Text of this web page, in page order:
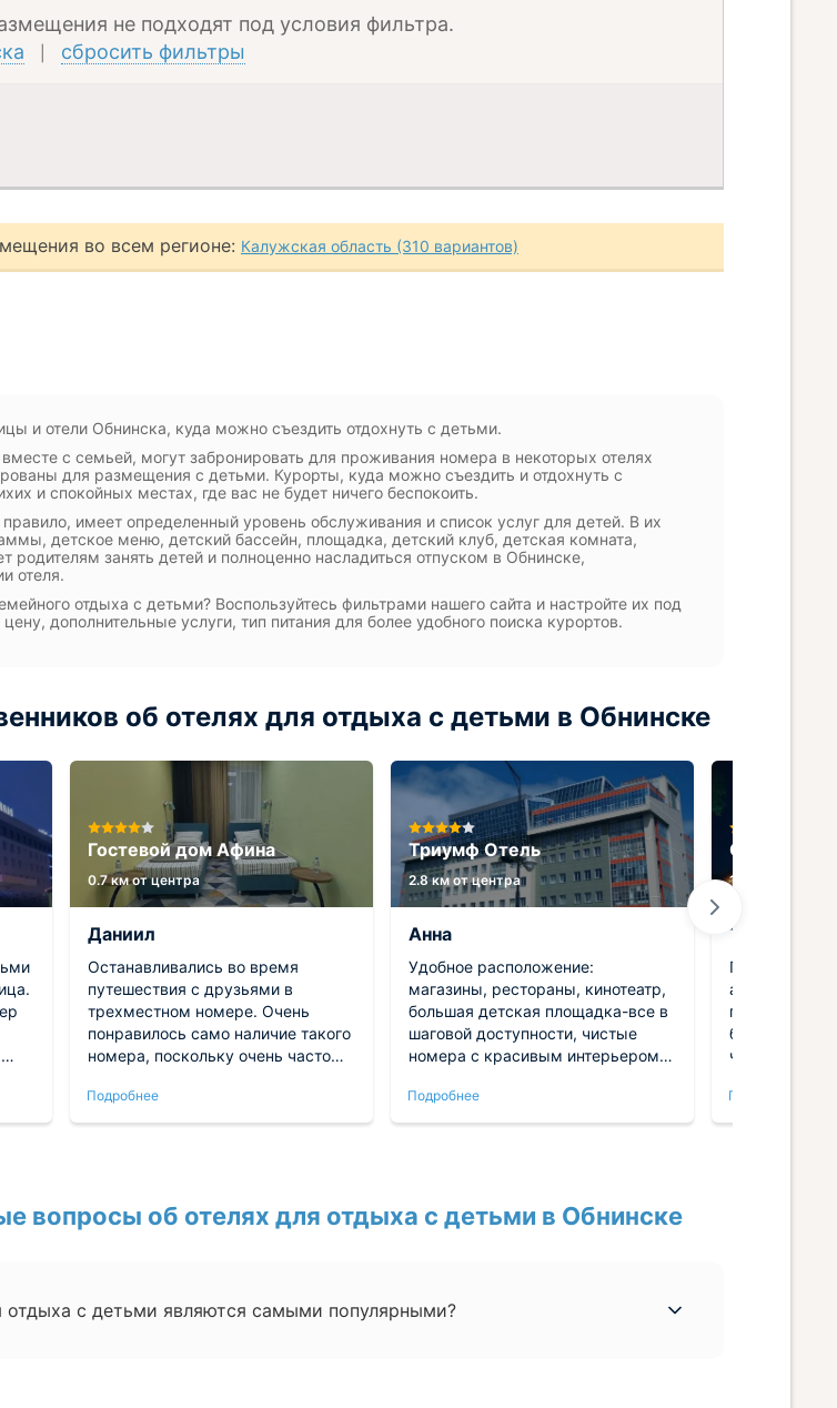
не подходят под условия фильтра.
сбросить фильтры
во всем регионе: Калужская область (310 вариантов)
и отели Обнинска, куда можно съездить отдохнуть с детьми.
с семьей, могут забронировать для проживания номера в некоторых отелях
для размещения с детьми. Курорты, куда можно съездить и отдохнуть с
и спокойных местах, где вас не будет ничего беспокоить.
имеет определенный уровень обслуживания и список услуг для детей. В их
детское меню, детский бассейн, площадка, детский клуб, детская комната,
родителям занять детей и полноценно насладиться отпуском в Обнинске,
отеля.
отдыха с детьми? Воспользуйтесь фильтрами нашего сайта и настройте их под
дополнительные услуги, тип питания для более удобного поиска курортов.
об отелях для отдыха с детьми в Обнинске
Гостевой дом Афина
0.7 км от центра
Даниил
Останавливались во время
путешествия с друзьями в
трехместном номере. Очень
понравилось само наличие такого
номера, поскольку очень часто
двухместные. Ключ от номера
нам выдали быстро, почти без
Подробнее
Триумф Отель
2.8 км от центра
Анна
Удобное расположение:
магазины, рестораны, кинотеатр,
большая детская площадка-все в
шаговой доступности, чистые
номера с красивым интерьером,
вкусная еда!
Подробнее
Отель
1.6 км от
Татьяна
Прекрасный
приветливый
бронировали
чисто,
вроде бы
приятно.
Подробнее
вопросы об отелях для отдыха с детьми в Обнинске
отдыха с детьми являются самыми популярными?